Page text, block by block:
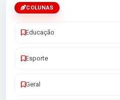
COLUNAS
Educação
Esporte
Geral